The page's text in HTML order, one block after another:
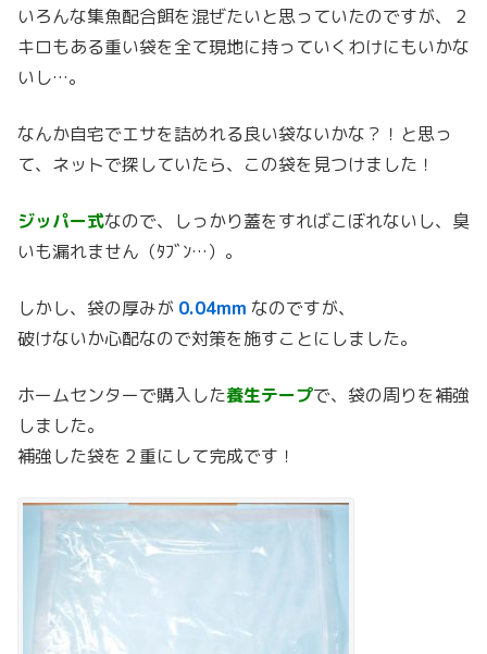
いろんな集魚配合餌を混ぜたいと思っていたのですが、２
キロもある重い袋を全て現地に持っていくわけにもいかな
いし…。
なんか自宅でエサを詰めれる良い袋ないかな？！と思っ
て、ネットで探していたら、この袋を見つけました！
ジッパー式なので、しっかり蓋をすればこぼれないし、臭
いも漏れません（ﾀﾌﾞﾝ…）。
しかし、袋の厚みが 0.04mm なのですが、
破けないか心配なので対策を施すことにしました。
ホームセンターで購入した養生テープで、袋の周りを補強
しました。
補強した袋を２重にして完成です！